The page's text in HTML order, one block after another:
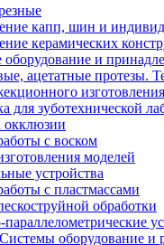
капп, шин и
керамических
и
ацетатные протезы.
для зуботехнической
окклюзии
с воском
моделей
устройства
с пластмассами
обработки
оборудование и